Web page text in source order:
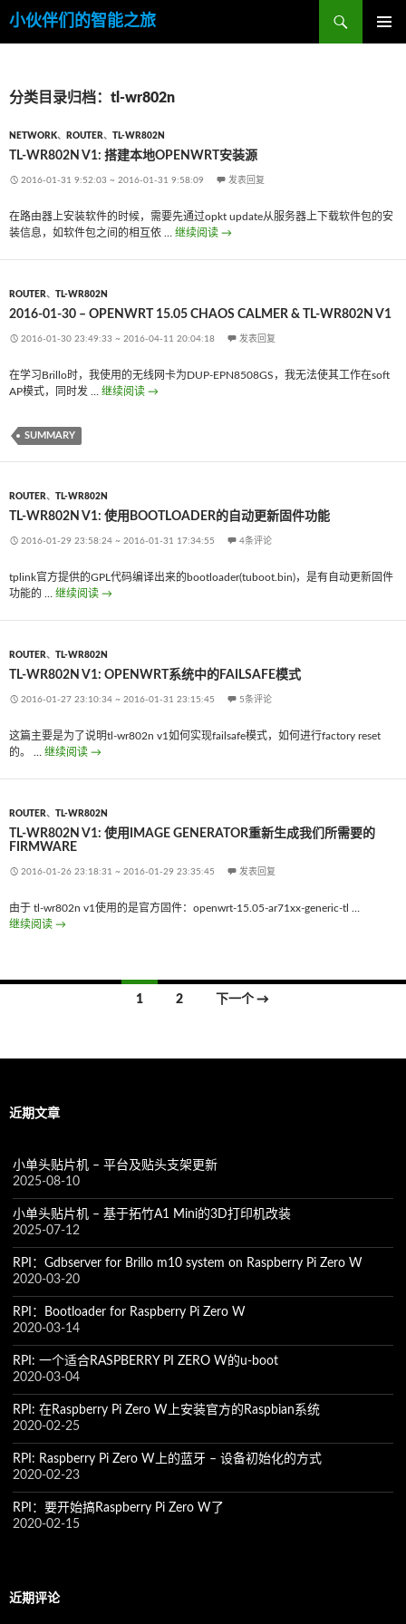
小伙伴们的智能之旅
索
容
分类目录归档：tl-wr802n
NETWORK、 ROUTER、 TL-WR802N
TL-WR802N V1: 搭建本地OPENWRT安装源
2016-01-31 9:52:03 ~ 2016-01-31 9:58:09 发表回复
在路由器上安装软件的时候，需要先通过opkt update从服务器上下载软件包的安
装信息，如软件包之间的相互依 … 继续阅读 tl-wr802n v1: 搭建本地OpenWrt安装源
→
ROUTER、 TL-WR802N
2016-01-30 – OPENWRT 15.05 CHAOS CALMER & TL-WR802N V1
2016-01-30 23:49:33 ~ 2016-04-11 20:04:18 发表回复
在学习Brillo时，我使用的无线网卡为DUP-EPN8508GS，我无法使其工作在soft
AP模式，同时发 … 继续阅读 2016-01-30 – OpenWrt 15.05 Chaos Calmer & TL-
→
SUMMARY
ROUTER、 TL-WR802N
TL-WR802N V1: 使用BOOTLOADER的自动更新固件功能
2016-01-29 23:58:24 ~ 2016-01-31 17:34:55 4条评论
tplink官方提供的GPL代码编译出来的bootloader(tuboot.bin)，是有自动更新固件
功能的 … 继续阅读 tl-wr802n v1: 使用bootloader的自动更新固件功能
→
ROUTER、 TL-WR802N
TL-WR802N V1: OPENWRT系统中的FAILSAFE模式
2016-01-27 23:10:34 ~ 2016-01-31 23:15:45 5条评论
这篇主要是为了说明tl-wr802n v1如何实现failsafe模式，如何进行factory reset
的。 … 继续阅读 tl-wr802n v1: OpenWrt系统中的failsafe模式
→
ROUTER、 TL-WR802N
TL-WR802N V1: 使用IMAGE GENERATOR重新生成我们所需要的
FIRMWARE
2016-01-26 23:18:31 ~ 2016-01-29 23:35:45 发表回复
由于 tl-wr802n v1使用的是官方固件：openwrt-15.05-ar71xx-generic-tl …
继续阅读 tl-wr802n v1: 使用Image Generator重新生成我们所需要的firmware
→
章
航
1 2 下一个 →
近期文章
小单头贴片机 – 平台及贴头支架更新
2025-08-10
小单头贴片机 – 基于拓竹A1 Mini的3D打印机改装
2025-07-12
RPI：Gdbserver for Brillo m10 system on Raspberry Pi Zero W
2020-03-20
RPI：Bootloader for Raspberry Pi Zero W
2020-03-14
RPI: 一个适合RASPBERRY PI ZERO W的u-boot
2020-03-04
RPI: 在Raspberry Pi Zero W上安装官方的Raspbian系统
2020-02-25
RPI: Raspberry Pi Zero W上的蓝牙 – 设备初始化的方式
2020-02-23
RPI：要开始搞Raspberry Pi Zero W了
2020-02-15
近期评论